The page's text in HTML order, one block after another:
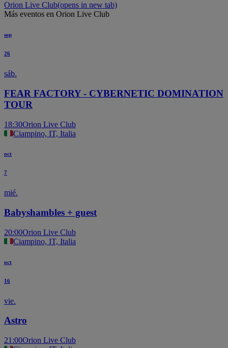
Orion Live Club(opens in new tab)
Más eventos en Orion Live Club
sep
26
sáb.
FEAR FACTORY - CYBERNETIC DOMINATION
TOUR
18:30Orion Live Club
Ciampino, IT, Italia
oct
7
mié.
Babyshambles + guest
20:00Orion Live Club
Ciampino, IT, Italia
oct
16
vie.
Astro
21:00Orion Live Club